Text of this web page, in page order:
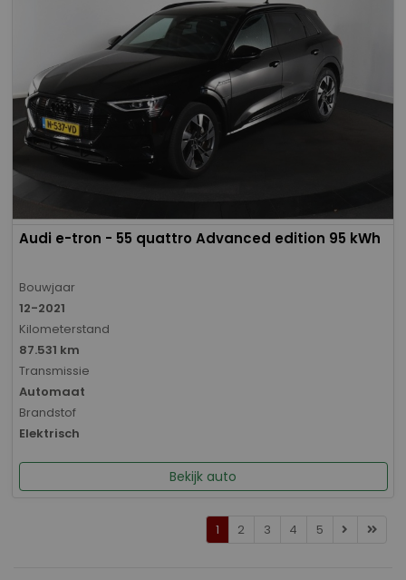
Audi e-tron - 55 quattro Advanced edition 95 kWh
Bouwjaar
12-2021
Kilometerstand
87.531 km
Transmissie
Automaat
Brandstof
Elektrisch
Bekijk auto
1 2 3 4 5